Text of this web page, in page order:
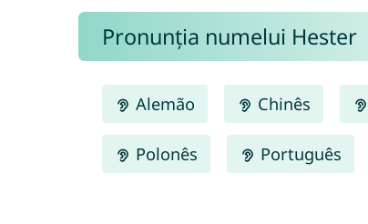
Pronunția numelui Hester
Alemão Chinês
Polonês Português